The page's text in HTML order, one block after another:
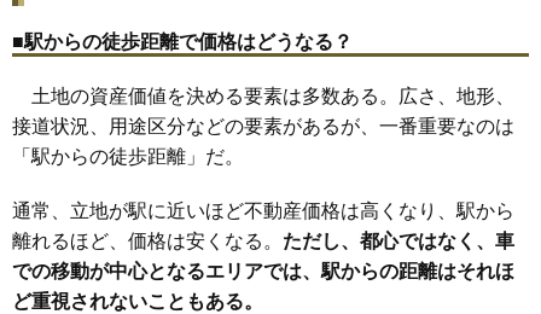
27 羽黒町 5.6万円 648万円 -2.2%
28 中央町 5.5万円 235万円 -17.1%
29 十文字町腕越 5.4万円 438万円 -4.8%
十文字町西原二
31 十文字町仁井田 5.2万円 528万円 0.2%
婦気大堤
33 静町
■駅からの徒歩距離で価格はどうなる？
土地の資産価値を決める要素は多数ある。広さ、地形、
接道状況、用途区分などの要素があるが、一番重要なのは
「駅からの徒歩距離」だ。
通常、立地が駅に近いほど不動産価格は高くなり、駅から
離れるほど、価格は安くなる。 ただし、都心ではなく、車
での移動が中心となるエリアでは、駅からの距離はそれほ
ど重視されないこともある。